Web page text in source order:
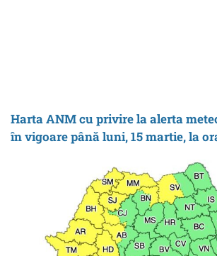
Harta ANM cu privire la alerta
în vigoare până luni, 15 martie, la